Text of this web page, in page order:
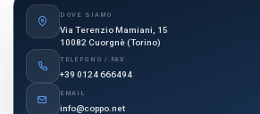
DOVE SIAMO
Via Terenzio Mamiani, 15
10082 Cuorgnè (Torino)
TELEFONO / FAX
+39 0124 666494
EMAIL
info@coppo.net